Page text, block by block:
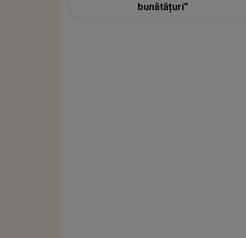
bunătățuri”